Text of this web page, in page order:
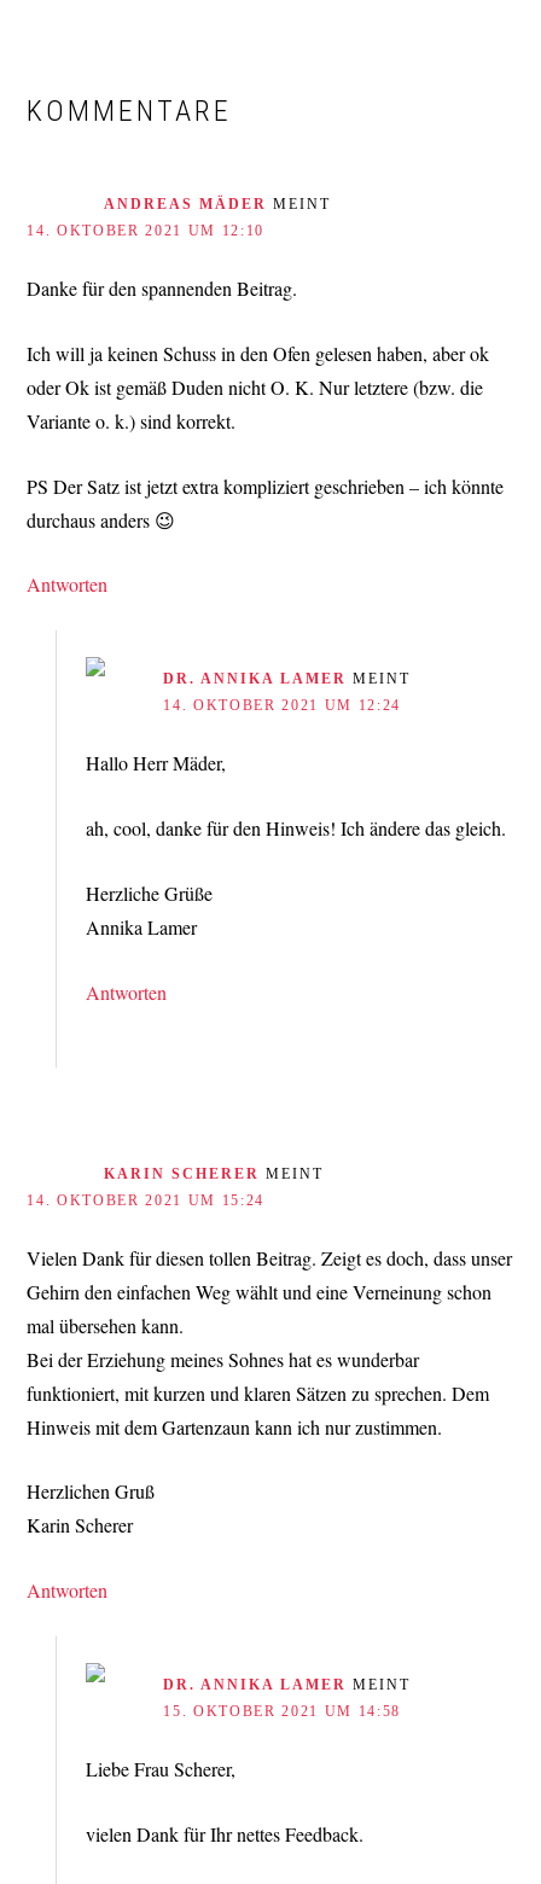
INTERAKTIONEN
KOMMENTARE
ANDREAS MÄDER MEINT
14. OKTOBER 2021 UM 12:10
Danke für den spannenden Beitrag.
Ich will ja keinen Schuss in den Ofen gelesen haben, aber ok
oder Ok ist gemäß Duden nicht O. K. Nur letztere (bzw. die
Variante o. k.) sind korrekt.
PS Der Satz ist jetzt extra kompliziert geschrieben – ich könnte
durchaus anders 😉
Antworten
DR. ANNIKA LAMER MEINT
14. OKTOBER 2021 UM 12:24
Hallo Herr Mäder,
ah, cool, danke für den Hinweis! Ich ändere das gleich.
Herzliche Grüße
Annika Lamer
Antworten
KARIN SCHERER MEINT
14. OKTOBER 2021 UM 15:24
Vielen Dank für diesen tollen Beitrag. Zeigt es doch, dass unser
Gehirn den einfachen Weg wählt und eine Verneinung schon
mal übersehen kann.
Bei der Erziehung meines Sohnes hat es wunderbar
funktioniert, mit kurzen und klaren Sätzen zu sprechen. Dem
Hinweis mit dem Gartenzaun kann ich nur zustimmen.
Herzlichen Gruß
Karin Scherer
Antworten
DR. ANNIKA LAMER MEINT
15. OKTOBER 2021 UM 14:58
Liebe Frau Scherer,
vielen Dank für Ihr nettes Feedback.